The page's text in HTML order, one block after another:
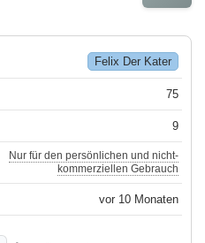
Felix Der Kater
75
9
Nur für den persönlichen und nicht-
kommerziellen Gebrauch
vor 10 Monaten